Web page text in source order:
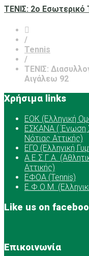
ΤΕΝΙΣ: 2ο Εσωτερικό
/
Tennis
/
ΤΕΝΙΣ:
Αιγάλεω 92
Χρήσιμα links
ΕOK (Ελληνική
ΕΣΚΑΝΑ ( Ένωση
Νότιας Αττικής)
ΕΓΟ (Ελληνική
Α.Ε.Σ.Γ.Α.
Αττικής)
ΕΦΟΑ (Tennis)
Ε.Φ.Ο.Μ.
Like us on
Επικοινωνία